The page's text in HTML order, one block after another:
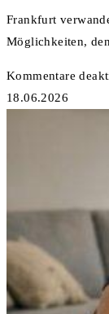
Frankfurt
Möglichkeiten,
Kommentare
18.06.2026